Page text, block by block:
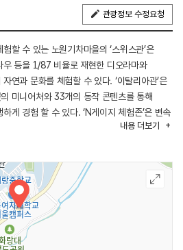
관광정보 수정요청
할 수 있는 노원기차마을의 ‘스위스관’은
우 등을 1/87 비율로 재현한 디오라마와
연과 문화를 체험할 수 있다. ‘이탈리아관’은
미니어처와 33개의 동작 콘텐츠를 통해
게 경험 할 수 있다. ‘N게이지 체험존’은 변속
속도를 눈 앞에서 조절할 수 있는 색다른
희귀 기차 전시물을 만나볼 수 있다.
내용 더보기